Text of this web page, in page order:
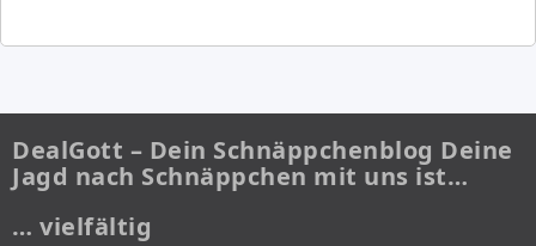
DealGott – Dein Schnäppchenblog Deine
Jagd nach Schnäppchen mit uns ist…
… vielfältig